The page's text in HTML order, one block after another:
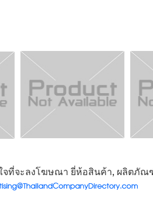
จที่จะลงโฆษณา ยี่ห้อสินค้า, ผลิตภัณ